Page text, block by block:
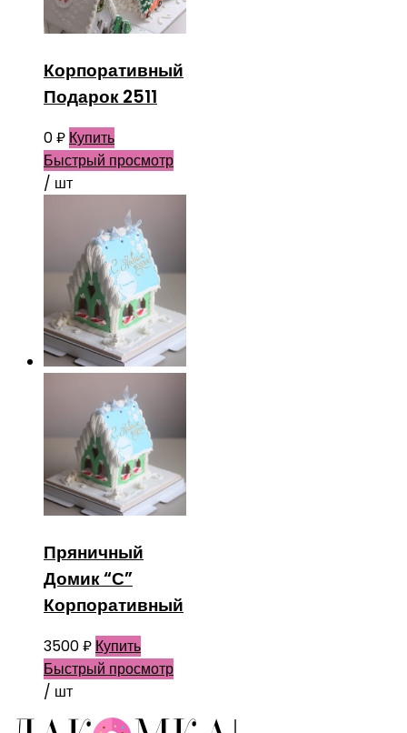
Корпоративный
Подарок 2511
0₽ Купить
Быстрый просмотр
/ шт
Пряничный
Домик “С”
Корпоративный
3500₽ Купить
Быстрый просмотр
/ шт